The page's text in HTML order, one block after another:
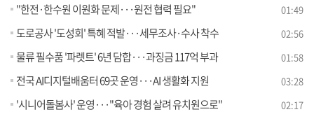
"한전·한수원 이원화 문제···원전 협력 필요" 01:49
도로공사 '도성회' 특혜 적발···세무조사·수사 착수 02:56
물류 필수품 '파렛트' 6년 담합···과징금 117억 부과 01:58
전국 AI디지털배움터 69곳 운영···AI 생활화 지원 03:28
'시니어돌봄사' 운영···"육아 경험 살려 유치원으로" 02:17